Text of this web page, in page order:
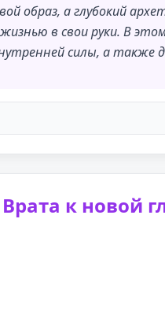
образ, а глубокий
в свои руки. В
силы, а также
к новой